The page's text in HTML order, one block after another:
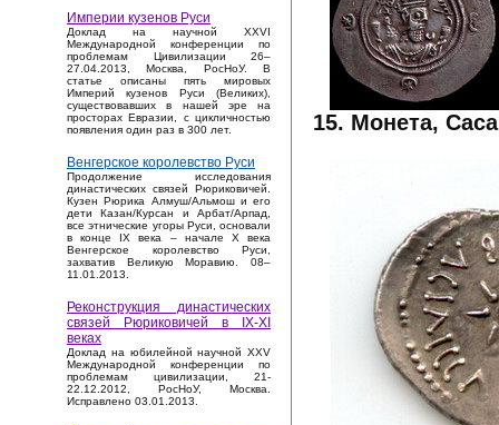
Империи кузенов Руси
Доклад на научной XXVI
Международной конференции по
проблемам Цивилизации 26–
27.04.2013, Москва, РосНоУ. В
статье описаны пять мировых
Империй кузенов Руси (Великих),
существовавших в нашей эре на
просторах Евразии, с цикличностью
появления один раз в 300 лет.
Венгерское королевство Руси
Продолжение исследования
династических связей Рюриковичей.
Кузен Рюрика Алмуш/Альмош и его
дети Казан/Курсан и Арбат/Арпад,
все этнические угоры Руси, основали
в конце IX века – начале X века
Венгерское королевство Руси,
захватив Великую Моравию. 08–
11.01.2013.
Реконструкция династических
связей Рюриковичей в IX-XI
веках
Доклад на юбилейной научной XXV
Международной конференции по
проблемам цивилизации, 21-
22.12.2012, РосНоУ, Москва.
Исправлено 03.01.2013.
15. Монета,